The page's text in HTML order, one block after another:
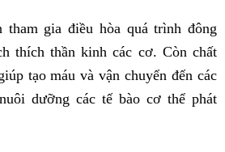
tham gia điều hòa quá trình đông
thích thần kinh các cơ. Còn chất
tạo máu và vận chuyển đến các
dưỡng các tế bào cơ thể phát